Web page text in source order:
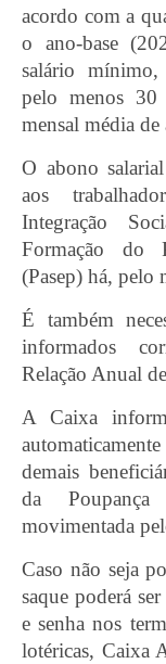
acordo com a
o ano-base
salário
pelo menos 30
mensal média
O abono
aos
Integração
Formação do
(Pasep) há, pelo
É também
informados
Relação Anual
A Caixa
demais
da
movimentada
Caso não seja
saque poderá
e senha nos
lotéricas, Caixa